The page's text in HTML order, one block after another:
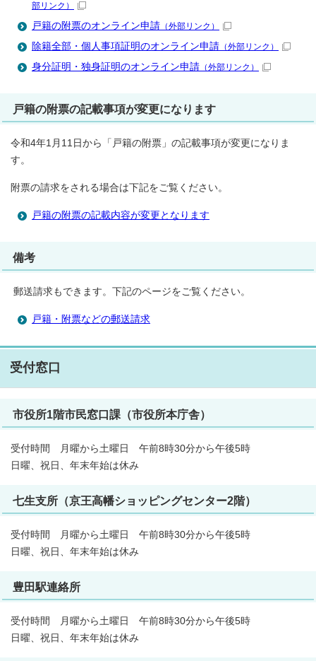
部リンク）
戸籍の附票のオンライン申請 （外部リンク）
除籍全部・個人事項証明のオンライン申請 （外部リンク）
身分証明・独身証明のオンライン申請 （外部リンク）
戸籍の附票の記載事項が変更になります
令和4年1月11日から「戸籍の附票」の記載事項が変更になりま
す。
附票の請求をされる場合は下記をご覧ください。
戸籍の附票の記載内容が変更となります
備考
郵送請求もできます。下記のページをご覧ください。
戸籍・附票などの郵送請求
受付窓口
市役所1階市民窓口課（市役所本庁舎）
受付時間 月曜から土曜日 午前8時30分から午後5時
日曜、祝日、年末年始は休み
七生支所（京王高幡ショッピングセンター2階）
受付時間 月曜から土曜日 午前8時30分から午後5時
日曜、祝日、年末年始は休み
豊田駅連絡所
受付時間 月曜から土曜日 午前8時30分から午後5時
日曜、祝日、年末年始は休み